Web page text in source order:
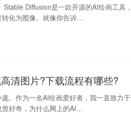
Diffusion是一款开源的AI绘画工具，
转化为图像。就像你告诉…
清图片?下载流程有哪些?
。作为一名AI绘画爱好者，我一直致力于
曾好奇，为什么网上的AI…